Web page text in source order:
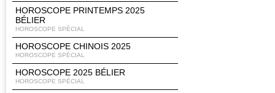
HOROSCOPE PRINTEMPS 2025
BÉLIER
HOROSCOPE SPÉCIAL
HOROSCOPE CHINOIS 2025
HOROSCOPE SPÉCIAL
HOROSCOPE 2025 BÉLIER
HOROSCOPE SPÉCIAL